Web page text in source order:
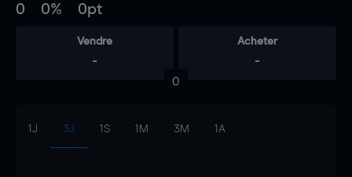
0 0% 0pt
Vendre
-
Acheter
-
0
1J 3J 1S 1M 3M 1A